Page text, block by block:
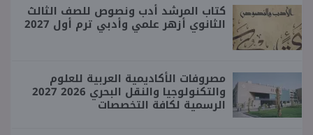
كتاب المرشد أدب ونصوص للصف الثالث
الثانوي أزهر علمي وأدبي ترم أول 2027
مصروفات الأكاديمية العربية للعلوم
والتكنولوجيا والنقل البحري 2026 2027
الرسمية لكافة التخصصات